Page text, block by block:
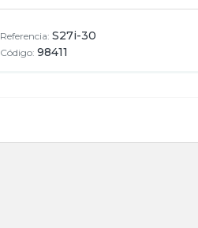
Referencia: S27i-30
Código: 98411